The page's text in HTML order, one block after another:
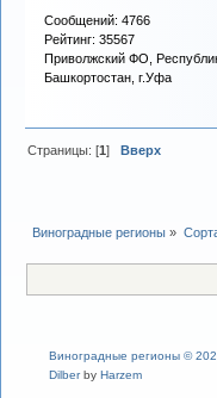
Сообщений: 4766
Рейтинг: 35567
Приволжский ФО,
Башкортостан, г.Уфа
Страницы: [1]Вверх
Виноградные регионы »
Виноградные регионы ©
Dilberby Harzem